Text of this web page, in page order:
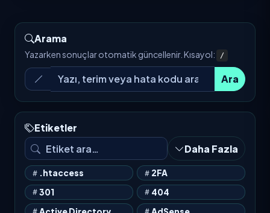
Arama
Yazarken sonuçlar otomatik güncellenir. Kısayol: /
Ara
Etiketler
Daha Fazla
.htaccess
2FA
301
404